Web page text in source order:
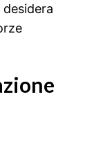
desidera